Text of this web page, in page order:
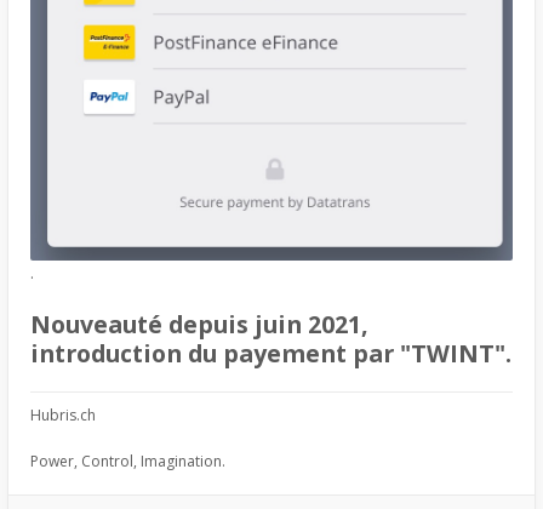
.
Nouveauté depuis juin 2021,
introduction du payement par "TWINT".
Hubris.ch
Power, Control, Imagination.